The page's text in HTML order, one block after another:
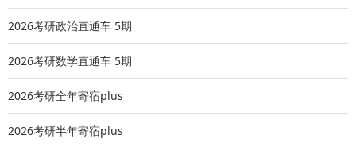
2025年6月18日—7月2日。
届时将视情况而定是否延期。我院收到申请后，将尽快组织
评委进行选拔，并将通过邮件方式通知录取结果。
03 活动时间
7月8日下午报到
流、优秀营员评选等。
2026考研政治直通车 5期
2026考研数学直通车 5期
2026考研全年寄宿plus
2026考研半年寄宿plus